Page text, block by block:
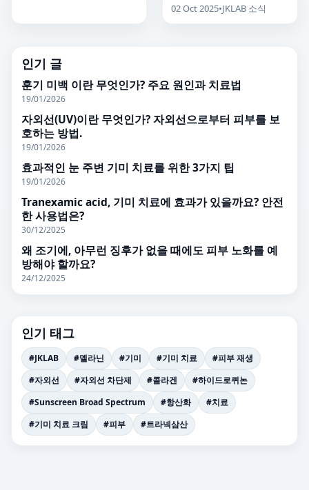
02 Oct 2025•JKLAB 소식
인기 글
훈기 미백 이란 무엇인가? 주요 원인과 치료법
19/01/2026
자외선(UV)이란 무엇인가? 자외선으로부터 피부를 보
호하는 방법.
19/01/2026
효과적인 눈 주변 기미 치료를 위한 3가지 팁
19/01/2026
Tranexamic acid, 기미 치료에 효과가 있을까요? 안전
한 사용법은?
30/12/2025
왜 조기에, 아무런 징후가 없을 때에도 피부 노화를 예
방해야 할까요?
24/12/2025
인기 태그
#JKLAB #멜라닌 #기미 #기미 치료
#피부 재생
#자외선
#자외선 차단제 #콜라겐
#하이드로퀴논
#Sunscreen Broad Spectrum
#항산화
#치료
#기미 치료 크림
#피부 #트라넥삼산